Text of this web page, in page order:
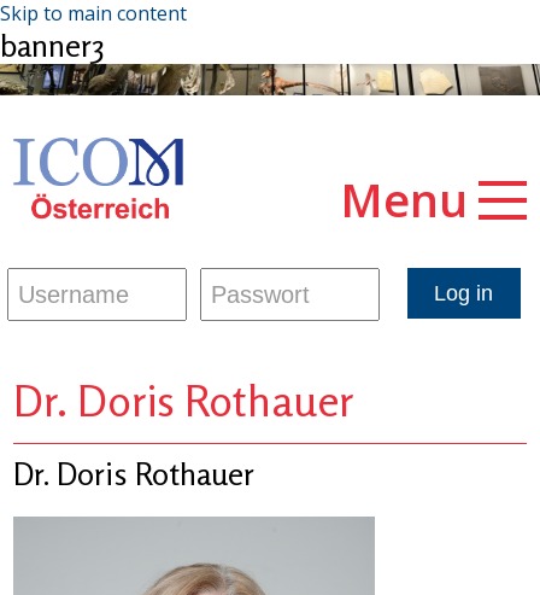
Skip to main content
banner3
Menu
Dr. Doris Rothauer
Dr. Doris Rothauer